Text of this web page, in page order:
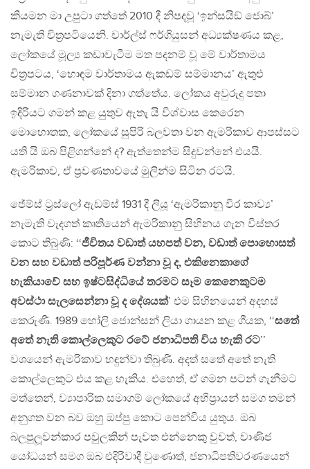
කියමන මා උපුටා ගත්තේ 2010 දී නිපදවූ ‘ඉන්සයිඞ් ජොබ්’
නැමැති චිත‍්‍රපටියෙනි. චාර්ල්ස් ෆර්ගියුසන් අධ්‍යක්ෂණය කළ,
ලෝකයේ මූල්‍ය කඩාවැටීම මත පදනම් වූ මේ වාර්තාමය
චිත‍්‍රපටය, ‘හොඳම වාර්තාමය ඇකඩම් සම්මානය’ ඇතුළු
සම්මාන ගණනාවක් දිනා ගත්තේය. ලෝකය අවුරුදු පතා
ඉදිරියට ගමන් කළ යුතුව ඇතැ යි විශ්වාස කෙරෙන
මොහොතක, ලෝකයේ සුපිරි බලවතා වන ඇමරිකාව ආපස්සට
යති යි ඔබ පිළිගන්නේ ද? ඇත්තෙන්ම සිදුවන්නේ එයයි.
ඇමරිකාව, ඒ ප‍්‍රවණතාවයේ මුලින්ම සිටින රටයි.
ජේම්ස් ට‍්‍රස්ලෝ ඇඩම්ස් 1931 දී ලියූ ‘ඇමරිකානු වීර කාව්‍ය’
නැමැති වැදගත් කෘතියෙන් ඇමරිකානු සිහිනය ගැන විස්තර
කොට තිබුණි: ‘‘ජීවිතය වඩාත් යහපත් වන, වඩාත් පොහොසත්
වන සහ වඩාත් පරිපූර්ණ වන්නා වූ ද, එකිනෙකාගේ
හැකියාවේ සහ ඉෂ්ටසිද්ධියේ තරමට සෑම කෙනෙකුටම
අවස්ථා සැලසෙන්නා වූ ද දේශයක්’ එම සිහිනයෙන් අදහස්
කෙරුණි. 1989 හෝලි ජොන්සන් ලියා ගායන කළ ගීයක, ‘‘සතේ
අතේ නැති කොල්ලෙකුට රටේ ජනාධිපති විය හැකි රට’’
වශයෙන් ඇමරිකාව හඳුන්වා තිබුණි. අදත් සතේ අතේ නැති
කොල්ලෙකුට එය කළ හැකිය. එහෙත්, ඒ ගමන පටන් ගැනීමට
මත්තෙන්, ව්‍යාපාරික සමාගම් ලෝකයේ අභිප‍්‍රායන් සමග තමන්
අනුගත වන බව ඔහු ඔප්පු කොට පෙන්විය යුතුය. ඔබ
බලපුලූවන්කාර පවුලකින් පැවත එන්නෙකු වුවත්, වාණිජ
යෝධයන් සමග ඔබ එදිරිවාදී වුණොත්, ජනාධිපතිවරණයෙන්